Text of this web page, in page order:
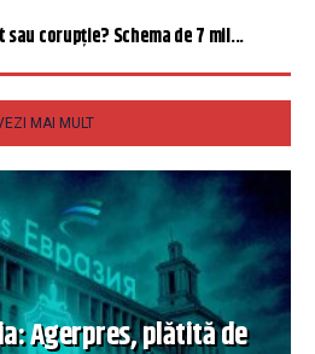
corupție? Schema de 7 mil...
MAI MULT
Agerpres, plătită de